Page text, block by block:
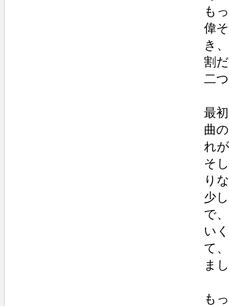
も
偉
き
割
二
最
曲
れ
そ
り
少
で
い
て
ま
も